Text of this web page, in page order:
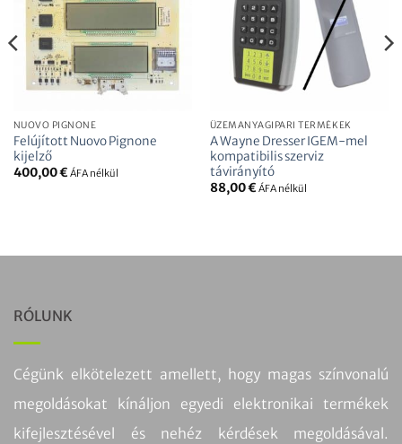
NUOVO PIGNONE
Felújított Nuovo Pignone
kijelző
400,00€ ÁFA nélkül
ÜZEMANYAGIPARI TERMÉKEK
A Wayne Dresser IGEM-mel
kompatibilis szerviz
távirányító
88,00€ ÁFA nélkül
RÓLUNK
Cégünk elkötelezett amellett, hogy magas színvonalú
megoldásokat kínáljon egyedi elektronikai termékek
kifejlesztésével és nehéz kérdések megoldásával.